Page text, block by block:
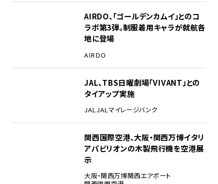
AIRDO、「ゴールデンカムイ」とのコ
ラボ第3弾。制服着用キャラが就航各
地に登場
AIRDO
JAL、TBS日曜劇場「VIVANT」との
タイアップ実施
JALJALマイレージバンク
関西国際空港、大阪・関西万博イタリ
アパビリオンの木製飛行機を空港展
示
大阪・関西万博関西エアポート